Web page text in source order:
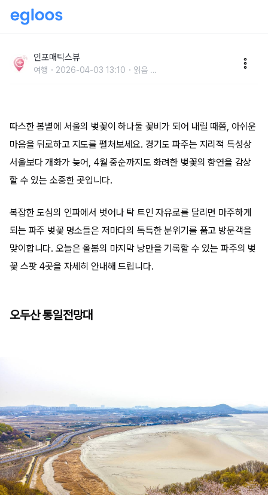
할 베스트 5
인포매틱스뷰
여행 2026-04-03 13:10 읽음 ...
따스한 봄볕에 서울의 벚꽃이 하나둘 꽃비가 되어 내릴 때쯤, 아쉬운
마음을 뒤로하고 지도를 펼쳐보세요. 경기도 파주는 지리적 특성상
서울보다 개화가 늦어, 4월 중순까지도 화려한 벚꽃의 향연을 감상
할 수 있는 소중한 곳입니다.
복잡한 도심의 인파에서 벗어나 탁 트인 자유로를 달리면 마주하게
되는 파주 벚꽃 명소들은 저마다의 독특한 분위기를 품고 방문객을
맞이합니다. 오늘은 올봄의 마지막 낭만을 기록할 수 있는 파주의 벚
꽃 스팟 4곳을 자세히 안내해 드립니다.
오두산 통일전망대